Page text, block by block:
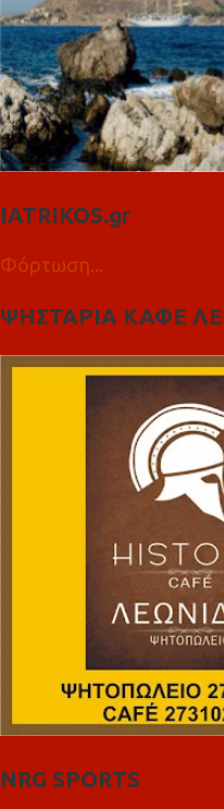
IATRIKOS.gr
Φόρτωση...
ΨΗΣΤΑΡΙΑ ΚΑΦΕ
NRG SPORTS